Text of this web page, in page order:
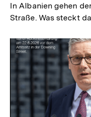
In Albanien gehen
Straße. Was steckt